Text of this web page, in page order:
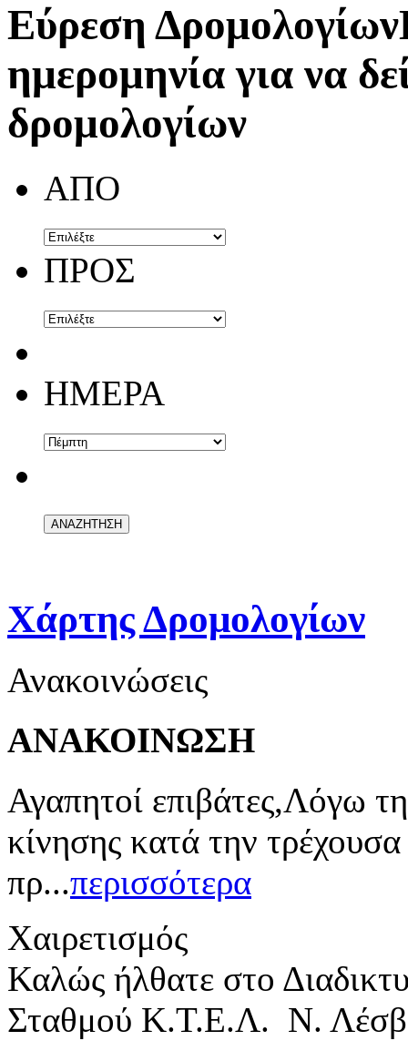
Εύρεση Δρομολογίων
ημερομηνία για να
δρομολογίων
ΑΠΟ
ΠΡΟΣ
ΗΜΕΡΑ
Χάρτης Δρομολογίων
Ανακοινώσεις
ΑΝΑΚΟΙΝΩΣΗ
Αγαπητοί επιβάτες,Λόγω
κίνησης κατά την
πρ...περισσότερα
Χαιρετισμός
Καλώς ήλθατε στο
Σταθμού Κ.Τ.Ε.Λ. Ν.